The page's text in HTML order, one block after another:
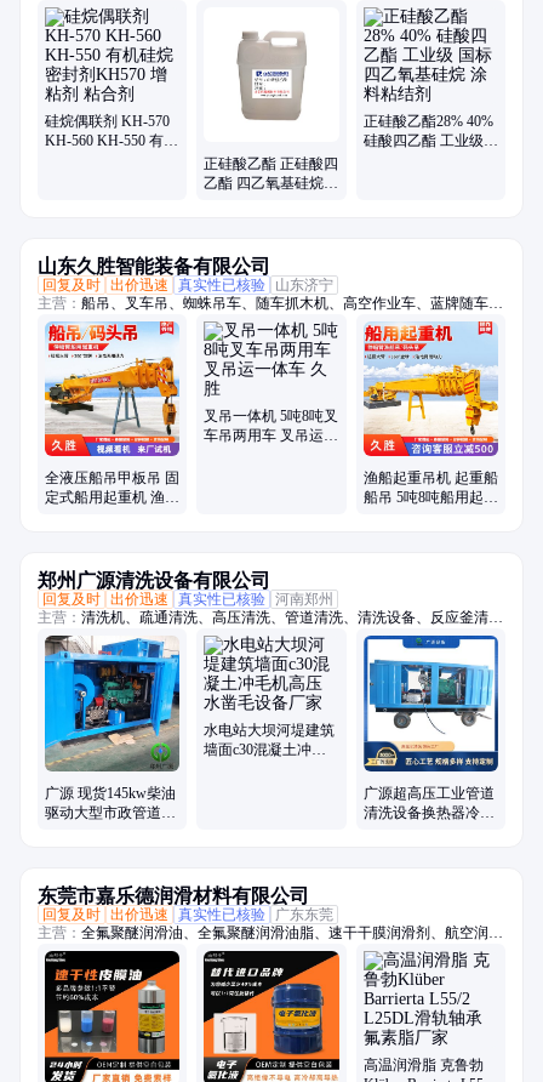
橡胶硅质填料
硅烷偶联剂 KH-570
KH-560 KH-550 有机
正硅酸乙酯 正硅酸四
乙酯 四乙氧基硅烷
正硅酸乙酯28% 40%
硅酸四乙酯 工业级
山东久胜智能装备有限公司
回复及时 出价迅速 真实性已核验
山东济宁
主营： 船吊、叉车吊、蜘蛛吊车、随车抓木机、高空作业车、蓝牌随车
吊、折臂吊、随车挖、履带蜘蛛吊、吊挖一体机、三轮随车吊、履带随车
吊、三轮吊、履带随车挖、履带吊车、船用起重机、拖拉机平板吊、履带
随车抓、下葬车、四不像吊车、车载吊机、抓木机、拖拉机吊钻一体机、
小吊车、装载机
全液压船吊甲板吊 固
定式船用起重机 渔船
叉吊一体机 5吨8吨叉
车吊两用车 叉吊运一
渔船起重吊机 起重船
船吊 5吨8吨船用起重
郑州广源清洗设备有限公司
回复及时 出价迅速 真实性已核验 河南郑州
主营： 清洗机、疏通清洗、高压清洗、管道清洗、清洗设备、反应釜清
洗、超高压、冲毛机、铝模板、拉毛机、混凝土、换热器、高压水、柴油
驱动、锅炉管道、电机驱动、船体除锈、管道疏通、除锈除漆、钢坯除
磷、电驱动高压、水除磷系统、水喷砂除锈、冷凝器管道、下水道疏通
广源 现货145kw柴油
驱动大型市政管道清
水电站大坝河堤建筑
墙面c30混凝土冲毛
广源超高压工业管道
清洗设备换热器冷凝
东莞市嘉乐德润滑材料有限公司
回复及时 出价迅速 真实性已核验
广东东莞
主营： 全氟聚醚润滑油、全氟聚醚润滑油脂、速干干膜润滑剂、航空润滑
油脂、-70至1400度润滑油脂、轴承润滑油脂、齿轮润滑油脂、螺丝螺栓
润滑油脂、抗咬合防卡剂、高真空密封硅脂、电子氟化冷却液、疏水涂层
涂料、一比一平替进口品牌系列油脂
高温润滑脂 克鲁勃